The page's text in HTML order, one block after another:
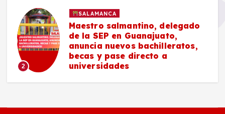
2
SALAMANCA
Maestro salmantino, delegado
de la SEP en Guanajuato,
anuncia nuevos bachilleratos,
becas y pase directo a
universidades